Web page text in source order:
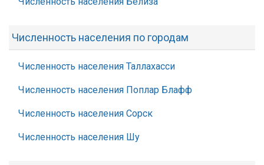
Численность населения по городам
Численность населения Таллахасси
Численность населения Поплар Блафф
Численность населения Сорск
Численность населения Шу